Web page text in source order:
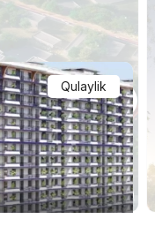
Qulaylik
1/19